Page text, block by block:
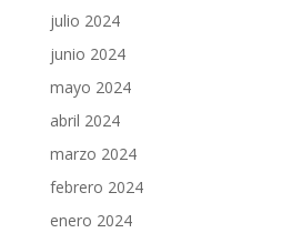
julio 2024
junio 2024
mayo 2024
abril 2024
marzo 2024
febrero 2024
enero 2024